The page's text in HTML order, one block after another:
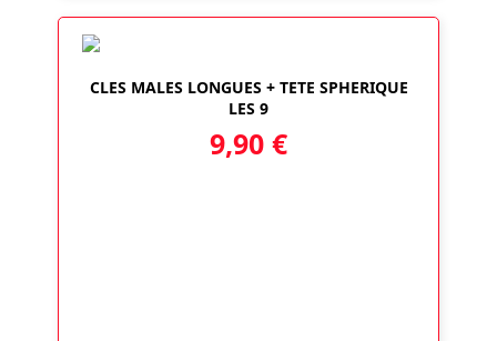
CLES MALES LONGUES + TETE SPHERIQUE
LES 9
9,90 €